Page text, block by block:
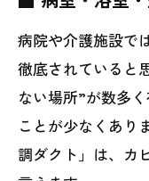
病院や介護施設で
徹底されていると
ない場所”が数多
ことが少なくあり
調ダクト」は、カ